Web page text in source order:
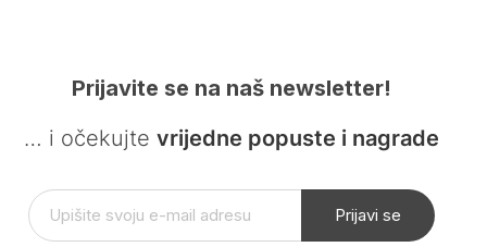
Prijavite se na naš newsletter!
… i očekujte vrijedne popuste i nagrade
Prijavi se